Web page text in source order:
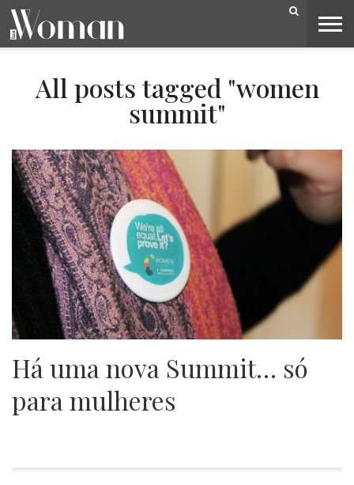
BELEZA
CAPA
LIFESTYLE
MODA
OPINIÃO
PESSOAS
SOCIEDADE
VIDEOS
All posts tagged "women
summit"
Há uma nova Summit… só
para mulheres